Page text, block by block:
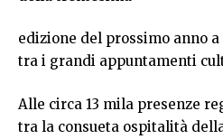
edizione del prossimo anno
tra i grandi appuntamenti
Alle circa 13 mila presenze
tra la consueta ospitalità